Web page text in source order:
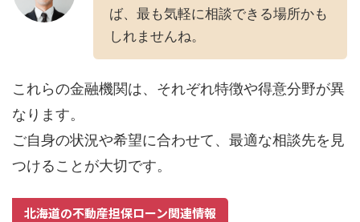
ば、最も気軽に相談できる場所かも
しれませんね。
これらの金融機関は、それぞれ特徴や得意分野が異
なります。
ご自身の状況や希望に合わせて、最適な相談先を見
つけることが大切です。
北海道の不動産担保ローン関連情報